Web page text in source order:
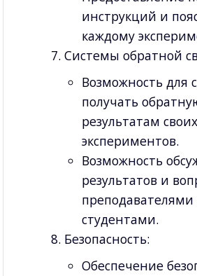
инструкций и
каждому
Системы обратной
Возможность для
получать
результатам своих
экспериментов.
Возможность
результатов и
студентами.
Безопасность:
Обеспечение